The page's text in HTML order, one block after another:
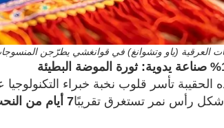
العرقية (ياو وتشوانغ) في قوانغشي يطرّجن
الحقيبة تأسر قلوب نخبة خبراء
رأس نمر تستغرق تقريبًا7 أيام من النحت اليدوي الدقيق والمطرز المكثف